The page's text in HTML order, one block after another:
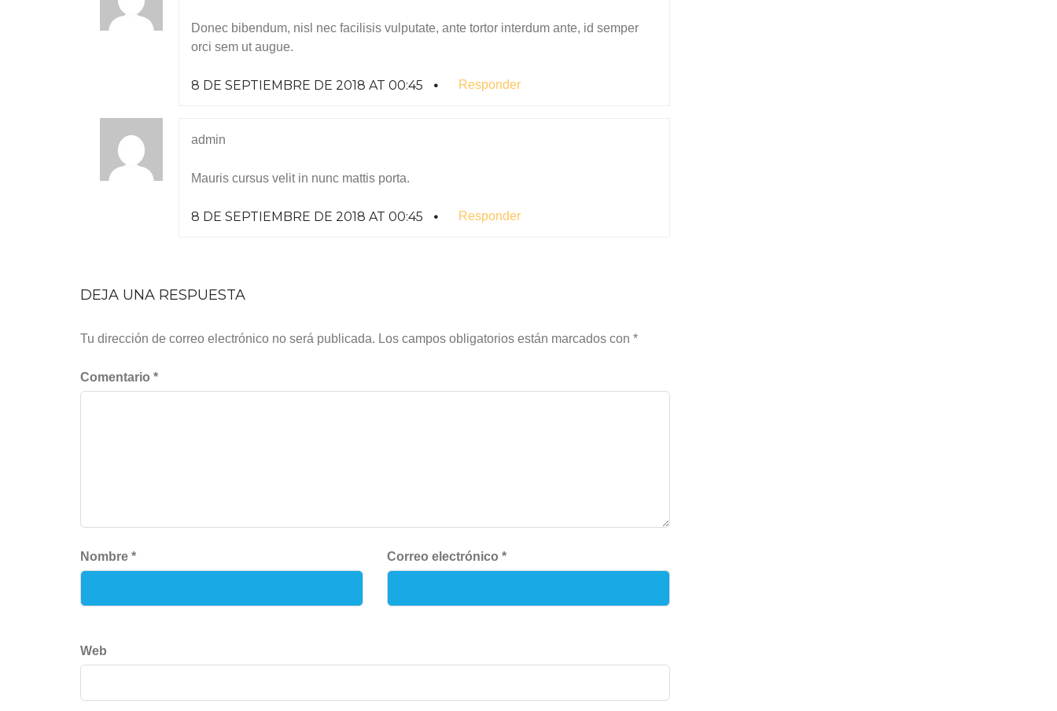
Donec bibendum, nisl nec facilisis vulputate, ante tortor interdum ante, id semper
orci sem ut augue.
Responder
8 DE SEPTIEMBRE DE 2018 AT 00:45
admin
Mauris cursus velit in nunc mattis porta.
Responder
8 DE SEPTIEMBRE DE 2018 AT 00:45
DEJA UNA RESPUESTA
Tu dirección de correo electrónico no será publicada. Los campos obligatorios están marcados con *
Comentario *
Nombre * Correo electrónico *
Web